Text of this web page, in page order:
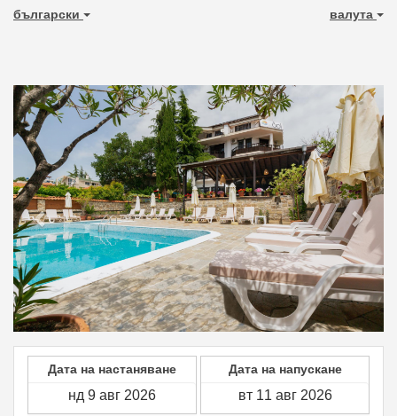
български валута
Previous Next
Дата на настаняване Дата на напускане